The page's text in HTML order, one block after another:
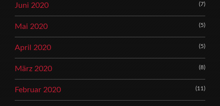
Juni 2020 (7)
Mai 2020 (5)
April 2020 (5)
März 2020 (8)
Februar 2020 (11)